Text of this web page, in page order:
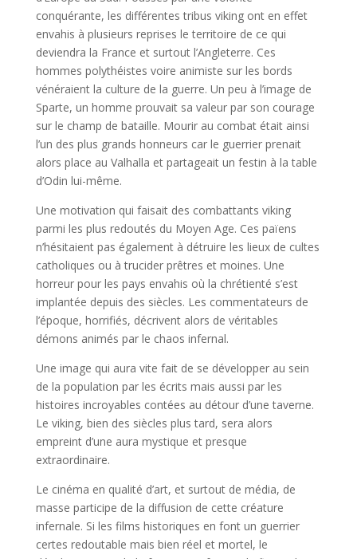
conquérante, les différentes tribus viking ont en effet
envahis à plusieurs reprises le territoire de ce qui
deviendra la France et surtout l’Angleterre. Ces
hommes polythéistes voire animiste sur les bords
vénéraient la culture de la guerre. Un peu à l’image de
Sparte, un homme prouvait sa valeur par son courage
sur le champ de bataille. Mourir au combat était ainsi
l’un des plus grands honneurs car le guerrier prenait
alors place au Valhalla et partageait un festin à la table
d’Odin lui-même.
Une motivation qui faisait des combattants viking
parmi les plus redoutés du Moyen Age. Ces païens
n’hésitaient pas également à détruire les lieux de cultes
catholiques ou à trucider prêtres et moines. Une
horreur pour les pays envahis où la chrétienté s’est
implantée depuis des siècles. Les commentateurs de
l’époque, horrifiés, décrivent alors de véritables
démons animés par le chaos infernal.
Une image qui aura vite fait de se développer au sein
de la population par les écrits mais aussi par les
histoires incroyables contées au détour d’une taverne.
Le viking, bien des siècles plus tard, sera alors
empreint d’une aura mystique et presque
extraordinaire.
Le cinéma en qualité d’art, et surtout de média, de
masse participe de la diffusion de cette créature
infernale. Si les films historiques en font un guerrier
certes redoutable mais bien réel et mortel, le